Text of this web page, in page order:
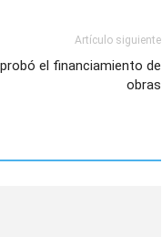
Artículo siguiente
el financiamiento de
obras